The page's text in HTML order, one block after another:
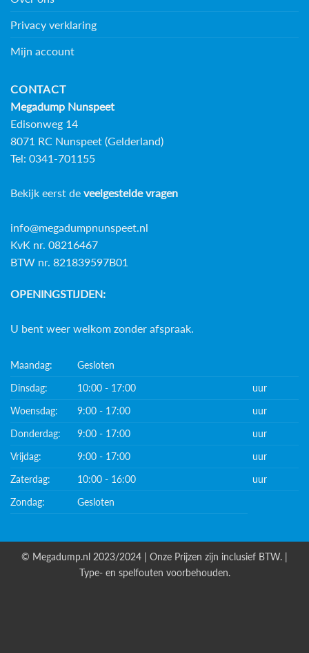
Privacy verklaring
Mijn account
CONTACT
Megadump Nunspeet
Edisonweg 14
8071 RC Nunspeet (Gelderland)
Tel: 0341-701155
Bekijk eerst de veelgestelde vragen
info@megadumpnunspeet.nl
KvK nr. 08216467
BTW nr. 821839597B01
OPENINGSTIJDEN:
U bent weer welkom zonder afspraak.
Maandag:
Gesloten
Dinsdag:
10:00 - 17:00
uur
Woensdag:
9:00 - 17:00
uur
Donderdag:
9:00 - 17:00
uur
Vrijdag:
9:00 - 17:00
uur
Zaterdag:
10:00 - 16:00
uur
Zondag:
Gesloten
© Megadump.nl 2023/2024 | Onze Prijzen zijn inclusief BTW. |
Type- en spelfouten voorbehouden.